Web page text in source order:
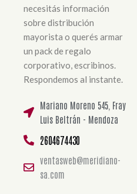
necesitás información
sobre distribución
mayorista o querés armar
un pack de regalo
corporativo, escribinos.
Respondemos al instante.
Mariano Moreno 545, Fray
Luis Beltrán - Mendoza
2604674430
ventasweb@meridiano-
sa.com